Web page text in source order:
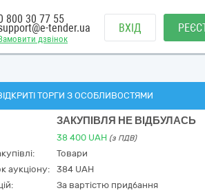
дзвінок
800 30 77 55
tender.ua ВХІД
ТОРГИ З ОСОБЛИВОСТЯМИ
ЗАКУПІВЛЯ НЕ ВІДБУЛАСЬ
38 400 UAH (з ПДВ)
Товари
аукціону:
384 UAH
За вартістю придбання